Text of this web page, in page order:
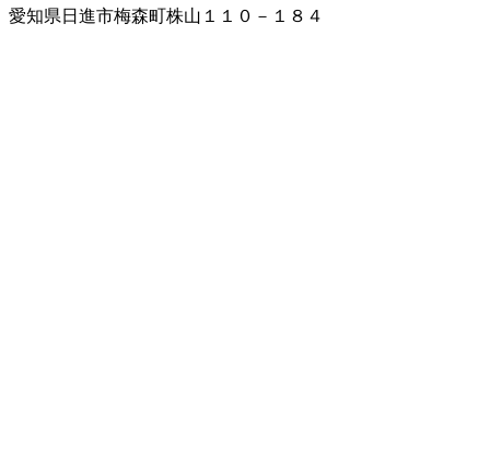
愛知県日進市梅森町株山１１０－１８４